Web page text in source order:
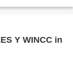
Y WINCC in